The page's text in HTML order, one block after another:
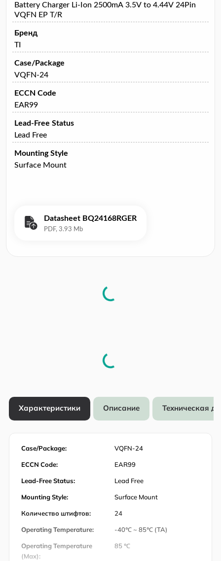
Battery Charger Li-Ion 2500mA 3.5V to 4.44V 24Pin
VQFN EP T/R
Бренд
TI
Case/Package
VQFN-24
ECCN Code
EAR99
Lead-Free Status
Lead Free
Mounting Style
Surface Mount
Datasheet BQ24168RGER
Характеристики Описание Техническая
Case/Package: VQFN-24
ECCN Code: EAR99
Lead-Free Status: Lead Free
Mounting Style: Surface Mount
Количество штифтов: 24
Operating Temperature: -40℃ ~ 85℃ (TA)
Operating Temperature
(Max):
85 ℃